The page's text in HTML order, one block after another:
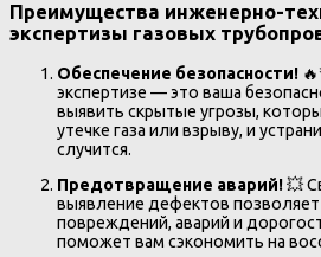
Преимущества инженерно-
экспертизы газовых
Обеспечение безопасности!
экспертизе — это ваша
выявить скрытые угрозы,
утечке газа или взрыву, и
случится.
Предотвращение аварий!💥
выявление дефектов
повреждений, аварий и
поможет вам сэкономить на